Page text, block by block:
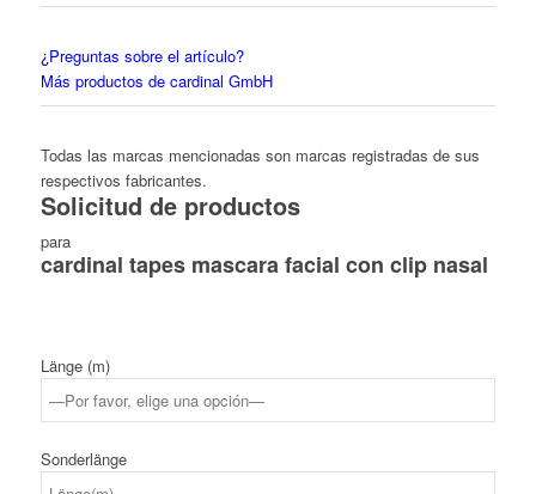
¿Preguntas sobre el artículo?
Más productos de cardinal GmbH
Todas las marcas mencionadas son marcas registradas de sus
respectivos fabricantes.
Solicitud de productos
para
cardinal tapes mascara facial con clip nasal
Länge (m)
Sonderlänge